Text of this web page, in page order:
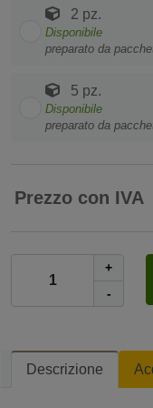
2 pz.
Disponibile
preparato da
5 pz.
Disponibile
preparato da
Prezzo con IVA
+
-
Descrizione